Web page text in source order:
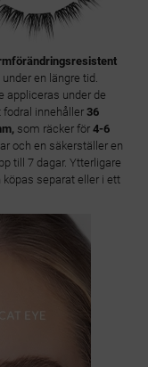
en längre tid.
appliceras under de
fodral innehåller 36
som räcker för 4-6
och en säkerställer en
till 7 dagar. Ytterligare
separat eller i ett